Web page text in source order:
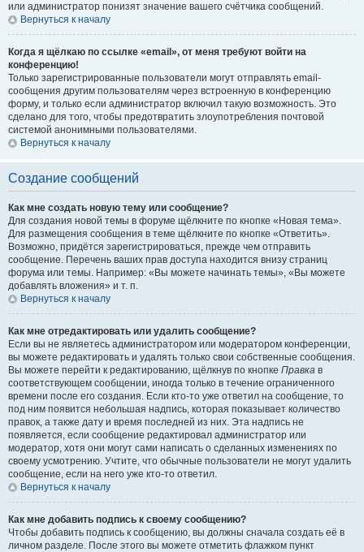
или администратор понизят значение вашего счётчика сообщений.
Вернуться к началу
Когда я щёлкаю по ссылке «email», от меня требуют войти на
конференцию!
Только зарегистрированные пользователи могут отправлять email-
сообщения другим пользователям через встроенную в конференцию
форму, и только если администратор включил такую возможность. Это
сделано для того, чтобы предотвратить злоупотребления почтовой
системой анонимными пользователями.
Вернуться к началу
Создание сообщений
Как мне создать новую тему или сообщение?
Для создания новой темы в форуме щёлкните по кнопке «Новая тема».
Для размещения сообщения в теме щёлкните по кнопке «Ответить».
Возможно, придётся зарегистрироваться, прежде чем отправить
сообщение. Перечень ваших прав доступа находится внизу страниц
форума или темы. Например: «Вы можете начинать темы», «Вы можете
добавлять вложения» и т. п.
Вернуться к началу
Как мне отредактировать или удалить сообщение?
Если вы не являетесь администратором или модератором конференции,
вы можете редактировать и удалять только свои собственные сообщения.
Вы можете перейти к редактированию, щёлкнув по кнопке Правка в
соответствующем сообщении, иногда только в течение ограниченного
времени после его создания. Если кто-то уже ответил на сообщение, то
под ним появится небольшая надпись, которая показывает количество
правок, а также дату и время последней из них. Эта надпись не
появляется, если сообщение редактировал администратор или
модератор, хотя они могут сами написать о сделанных изменениях по
своему усмотрению. Учтите, что обычные пользователи не могут удалить
сообщение, если на него уже кто-то ответил.
Вернуться к началу
Как мне добавить подпись к своему сообщению?
Чтобы добавить подпись к сообщению, вы должны сначала создать её в
личном разделе. После этого вы можете отметить флажком пункт